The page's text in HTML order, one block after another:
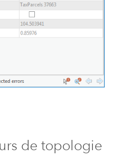
de topologie